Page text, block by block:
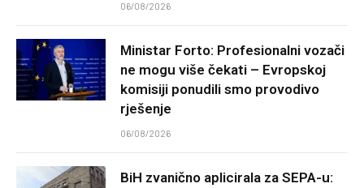
06/08/2026
Ministar Forto: Profesionalni vozači
ne mogu više čekati – Evropskoj
komisiji ponudili smo provodivo
rješenje
06/08/2026
BiH zvanično aplicirala za SEPA-u: